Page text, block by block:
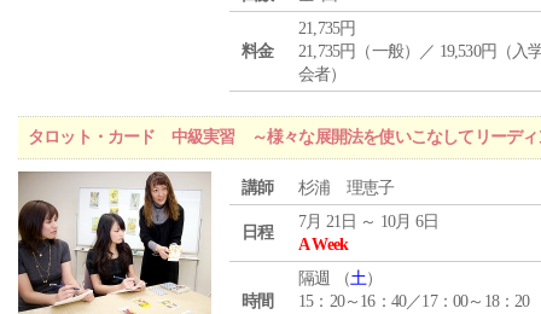
料金
21,735円
21,735円（一般）／ 19,530円（入
会者）
タロット・カード 中級実習 ～様々な展開法を使いこなしてリーディ
講師 杉浦 理恵子
日程
7月 21日 ～ 10月 6日
A Week
時間
隔週 （土）
15：20～16：40／17：00～18：20